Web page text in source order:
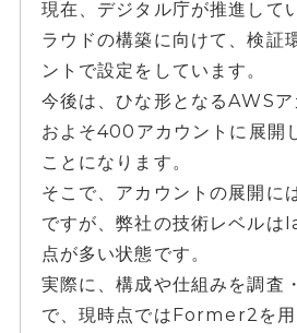
現在、デジタル庁が推進して
ラウドの構築に向けて、検証
ントで設定をしています。
今後は、ひな形となるAWSア
およそ400アカウントに展開
ことになります。
そこで、アカウントの展開に
ですが、弊社の技術レベルは
点が多い状態です。
実際に、構成や仕組みを調査
で、現時点ではFormer2を